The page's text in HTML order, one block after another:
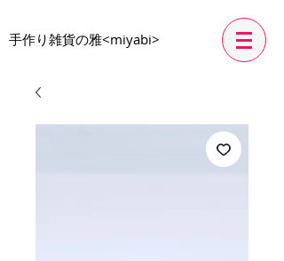
​手作り雑貨の雅<miyabi>